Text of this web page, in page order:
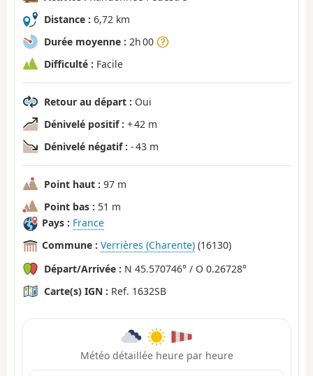
Distance : 6,72 km
Durée moyenne : 2h 00
Difficulté : Facile
Retour au départ : Oui
Dénivelé positif : + 42 m
Dénivelé négatif : - 43 m
Point haut : 97 m
Point bas : 51 m
Pays : France
Commune : Verrières (Charente) (16130)
Départ/Arrivée : N 45.570746° / O 0.26728°
Carte(s) IGN : Ref. 1632SB
Météo détaillée heure par heure